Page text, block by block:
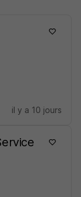
il y a 10 jours